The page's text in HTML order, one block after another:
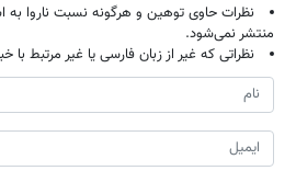
نظرات حاوی توهین و هرگونه نسبت ناروا
منتشر نمی‌شود.
نظراتی که غیر از زبان فارسی یا غیر مرتبط